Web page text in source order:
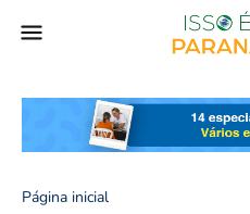
Página inicial